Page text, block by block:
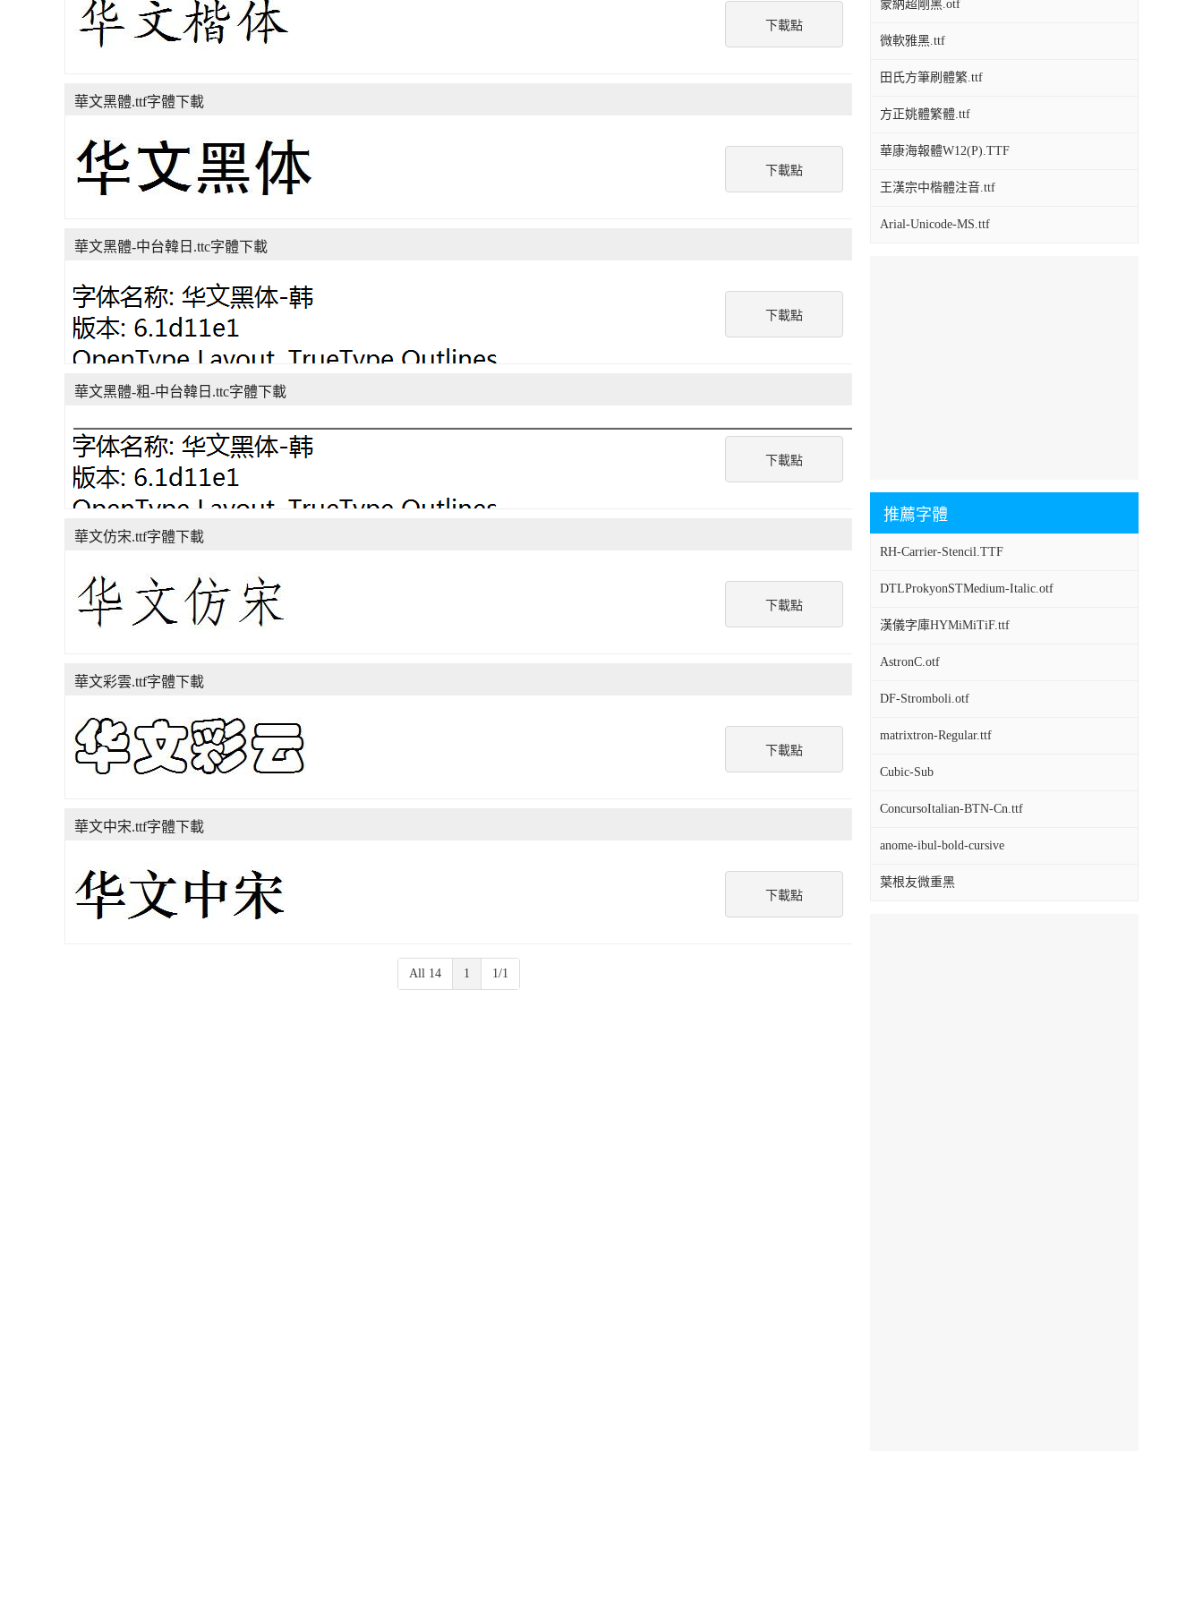
蒙納超剛黑.otf
微軟雅黑.ttf
田氏方筆刷體繁.ttf
方正姚體繁體.ttf
華康海報體W12(P).TTF
王漢宗中楷體注音.ttf
Arial-Unicode-MS.ttf
推薦字體
RH-Carrier-Stencil.TTF
DTLProkyonSTMedium-Italic.otf
漢儀字庫HYMiMiTiF.ttf
AstronC.otf
DF-Stromboli.otf
matrixtron-Regular.ttf
Cubic-Sub
ConcursoItalian-BTN-Cn.ttf
anome-ibul-bold-cursive
葉根友微重黑
下載點
下載點
華文黑體.ttf字體下載
下載點
華文黑體-中台韓日.ttc字體下載
下載點
華文黑體-粗-中台韓日.ttc字體下載
下載點
華文仿宋.ttf字體下載
下載點
華文彩雲.ttf字體下載
下載點
華文中宋.ttf字體下載
All 14 1 1/1